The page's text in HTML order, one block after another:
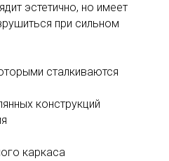
эстетично, но имеет
при сильном
сталкиваются
конструкций
каркаса